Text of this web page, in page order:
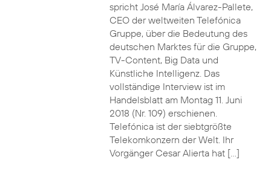
spricht José María Álvarez-Pallete,
CEO der weltweiten Telefónica
Gruppe, über die Bedeutung des
deutschen Marktes für die Gruppe,
TV-Content, Big Data und
Künstliche Intelligenz. Das
vollständige Interview ist im
Handelsblatt am Montag 11. Juni
2018 (Nr. 109) erschienen.
Telefónica ist der siebtgrößte
Telekomkonzern der Welt. Ihr
Vorgänger Cesar Alierta hat […]